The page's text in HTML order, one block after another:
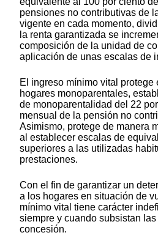
pensiones no contributivas de
vigente en cada momento,
la renta garantizada se
composición de la unidad de
aplicación de unas escalas de
El ingreso mínimo vital protege
hogares monoparentales,
de monoparentalidad del 22
mensual de la pensión no
Asimismo, protege de manera
al establecer escalas de
superiores a las utilizadas
prestaciones.
Con el fin de garantizar un
a los hogares en situación de
mínimo vital tiene carácter
siempre y cuando subsistan
concesión.